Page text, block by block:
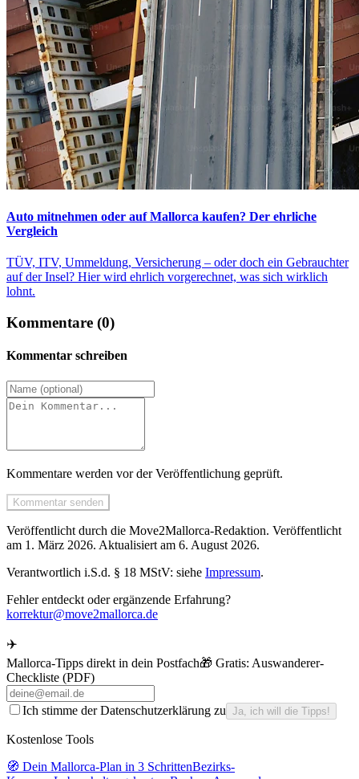
Auto mitnehmen oder auf Mallorca kaufen? Der ehrliche
Vergleich
TÜV, ITV, Ummeldung, Versicherung – oder doch ein Gebrauchter
auf der Insel? Hier wird ehrlich vorgerechnet, was sich wirklich
lohnt.
Kommentare (0)
Kommentar schreiben
Kommentare werden vor der Veröffentlichung geprüft.
Kommentar senden
Veröffentlicht durch die Move2Mallorca-Redaktion. Veröffentlicht
am 1. März 2026. Aktualisiert am 6. August 2026.
Verantwortlich i.S.d. § 18 MStV: siehe Impressum.
Fehler entdeckt oder ergänzende Erfahrung?
korrektur@move2mallorca.de
✈️
Mallorca-Tipps direkt in dein Postfach🎁 Gratis: Auswanderer-
Checkliste (PDF)
Ich stimme der Datenschutzerklärung zu Ja, ich will die Tipps!
Kostenlose Tools
🧭 Dein Mallorca-Plan in 3 SchrittenBezirks-